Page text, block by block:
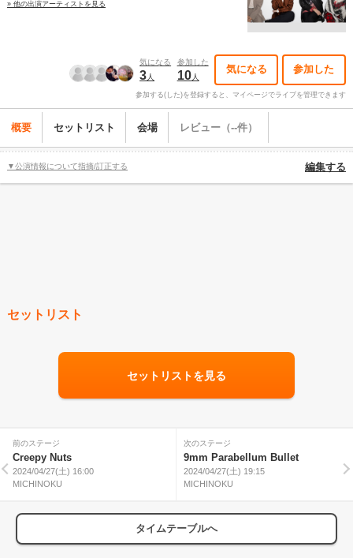
» 他の出演アーティストを見る
気になる
3人
参加した
10人
気になる 参加した
参加する(した)を登録すると、マイページでライブを管理できます
概要 セットリスト 会場 レビュー（--件）
▼公演情報について指摘/訂正する 編集する
セットリスト
セットリストを見る
前のステージ
Creepy Nuts
2024/04/27(土) 16:00
MICHINOKU
次のステージ
9mm Parabellum Bullet
2024/04/27(土) 19:15
MICHINOKU
タイムテーブルへ